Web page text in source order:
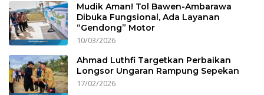
Mudik Aman! Tol Bawen-Ambarawa
Dibuka Fungsional, Ada Layanan
“Gendong” Motor
10/03/2026
Ahmad Luthfi Targetkan Perbaikan
Longsor Ungaran Rampung Sepekan
17/02/2026